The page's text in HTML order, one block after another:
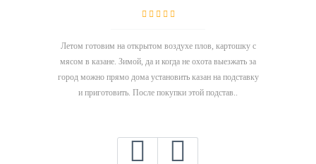
Летом готовим на открытом воздухе плов, картошку с
мясом в казане. Зимой, да и когда не охота выезжать за
город можно прямо дома установить казан на подставку
и приготовить. После покупки этой подстав..